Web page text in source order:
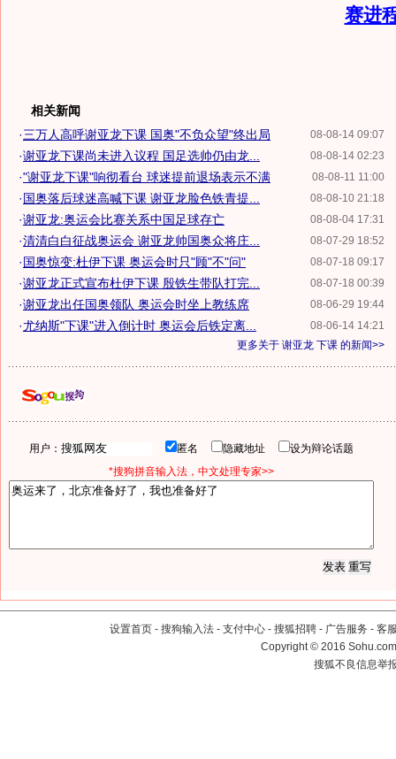
赛进
相关新闻
08-08-14 09:07
·三万人高呼谢亚龙下课 国奥"不负众望"终出局
08-08-14 02:23
·谢亚龙下课尚未进入议程 国足选帅仍由龙...
08-08-11 11:00
·"谢亚龙下课"响彻看台 球迷提前退场表示不满
08-08-10 21:18
·国奥落后球迷高喊下课 谢亚龙脸色铁青提...
08-08-04 17:31
·谢亚龙:奥运会比赛关系中国足球存亡
08-07-29 18:52
·清清白白征战奥运会 谢亚龙帅国奥众将庄...
08-07-18 09:17
·国奥惊变:杜伊下课 奥运会时只"顾"不"问"
08-07-18 00:39
·谢亚龙正式宣布杜伊下课 殷铁生带队打完...
08-06-29 19:44
·谢亚龙出任国奥领队 奥运会时坐上教练席
08-06-14 14:21
·尤纳斯"下课"进入倒计时 奥运会后铁定离...
更多关于 谢亚龙 下课 的新闻>>
用户： 匿名 隐藏地址
设为辩论话题
*搜狗拼音输入法，中文处理专家>>
设置首页 - 搜狗输入法 - 支付中心 - 搜狐招聘 - 广告服务 - 客
Copyright©2016
搜狐不良信息举